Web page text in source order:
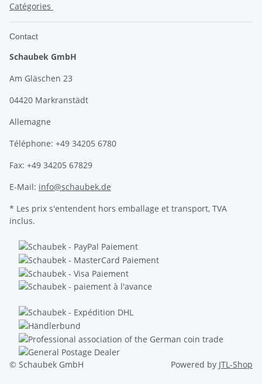
Catégories
Contact
Schaubek GmbH
Am Gläschen 23
04420 Markranstädt
Allemagne
Téléphone: +49 34205 6780
Fax: +49 34205 67829
E-Mail: info@schaubek.de
* Les prix s'entendent hors emballage et transport, TVA
inclus.
© Schaubek GmbH Powered by JTL-Shop